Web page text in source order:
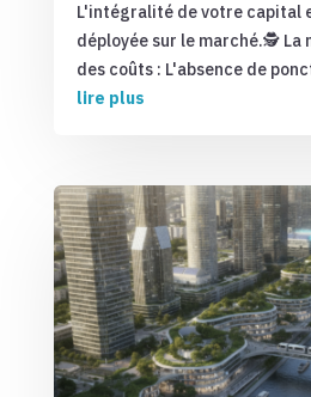
L'intégralité de votre capital
déployée sur le marché.🕵️ La
des coûts : L'absence de
lire plus